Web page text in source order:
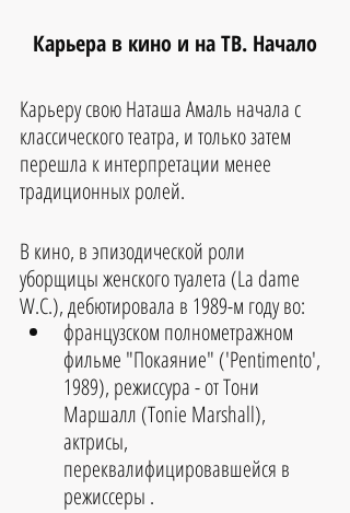
Карьера в кино и на ТВ. Начало
Карьеру свою Наташа Амаль начала с
классического театра, и только затем
перешла к интерпретации менее
традиционных ролей.
В кино, в эпизодической роли
уборщицы женского туалета (La dame
W.C.), дебютировала в 1989-м году во:
французском полнометражном
фильме "Покаяние" ('Pentimento',
1989), режиссура - от Тони
Маршалл (Tonie Marshall),
актрисы,
переквалифицировавшейся в
режиссеры .